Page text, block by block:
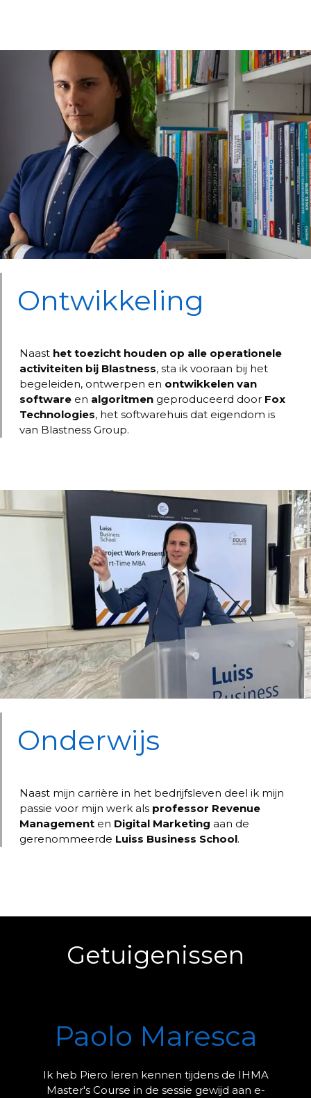
Ontwikkeling
Naast het toezicht houden op alle operationele
activiteiten bij Blastness, sta ik vooraan bij het
begeleiden, ontwerpen en ontwikkelen van
software en algoritmen geproduceerd door Fox
Technologies, het softwarehuis dat eigendom is
van Blastness Group.
Onderwijs
Naast mijn carrière in het bedrijfsleven deel ik mijn
passie voor mijn werk als professor Revenue
Management en Digital Marketing aan de
gerenommeerde Luiss Business School.
Getuigenissen
Paolo Maresca
Ik heb Piero leren kennen tijdens de IHMA
Master's Course in de sessie gewijd aan e-